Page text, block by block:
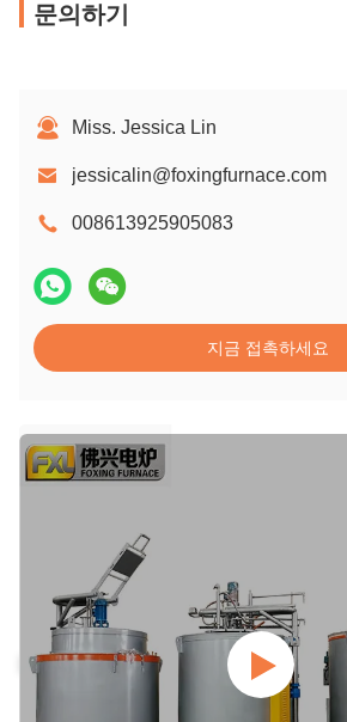
문의하기
Miss. Jessica Lin
jessicalin@foxingfurnace.com
008613925905083
지금 접촉하세요